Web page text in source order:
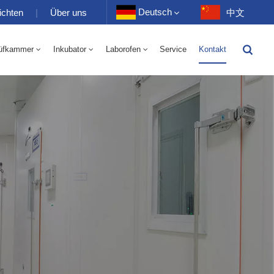
| Über uns Deutsch
Français
Português
中文
Inkubator Laborofen Service Kontakt